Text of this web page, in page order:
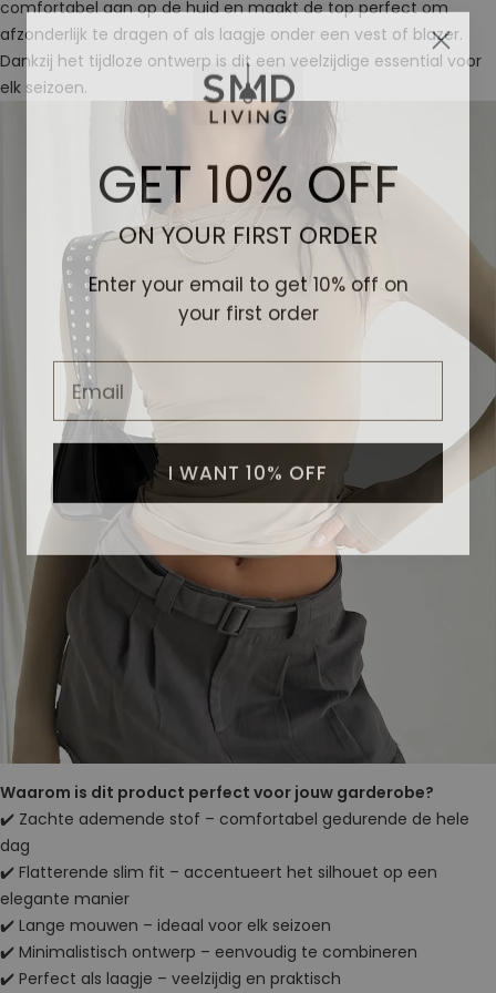
comfortabel aan op de huid en maakt de top perfect om
afzonderlijk te dragen of als laagje onder een vest of blazer.
Dankzij het tijdloze ontwerp is dit een veelzijdige essential voor
elk seizoen.
Waarom is dit product perfect voor jouw garderobe?
✔️ Zachte ademende stof – comfortabel gedurende de hele
dag
✔️ Flatterende slim fit – accentueert het silhouet op een
elegante manier
✔️ Lange mouwen – ideaal voor elk seizoen
✔️ Minimalistisch ontwerp – eenvoudig te combineren
✔️ Perfect als laagje – veelzijdig en praktisch
GET 10% OFF
ON YOUR FIRST ORDER
Enter your email to get 10% off on
your first order
Email
I WANT 10% OFF